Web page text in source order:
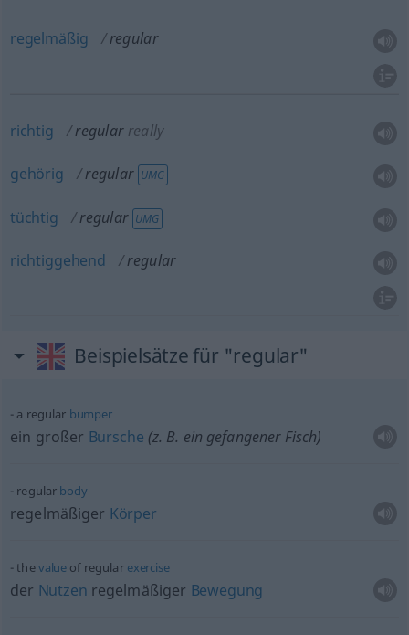
regelmäßig regular
richtig regular really
gehörig regular UMG
tüchtig regular UMG
richtiggehend regular
Beispielsätze für "regular"
a regular bumper
ein großer Bursche (z. B. ein gefangener Fisch)
regular body
regelmäßiger Körper
thevalue of regular exercise
der Nutzen regelmäßiger Bewegung